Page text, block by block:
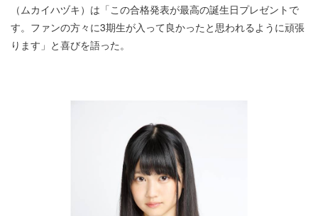
（ムカイハヅキ）は「この合格発表が最高の誕生日プレゼントで
す。ファンの方々に3期生が入って良かったと思われるように頑張
ります」と喜びを語った。